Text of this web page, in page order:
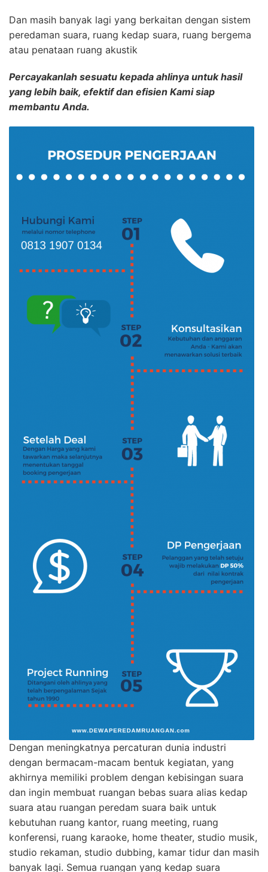
Dan masih banyak lagi yang berkaitan dengan sistem
peredaman suara, ruang kedap suara, ruang bergema
atau penataan ruang akustik
Percayakanlah sesuatu kepada ahlinya untuk hasil
yang lebih baik, efektif dan efisien Kami siap
membantu Anda.
Dengan meningkatnya percaturan dunia industri
dengan bermacam-macam bentuk kegiatan, yang
akhirnya memiliki problem dengan kebisingan suara
dan ingin membuat ruangan bebas suara alias kedap
suara atau ruangan peredam suara baik untuk
kebutuhan ruang kantor, ruang meeting, ruang
konferensi, ruang karaoke, home theater, studio musik,
studio rekaman, studio dubbing, kamar tidur dan masih
banyak lagi. Semua ruangan yang kedap suara